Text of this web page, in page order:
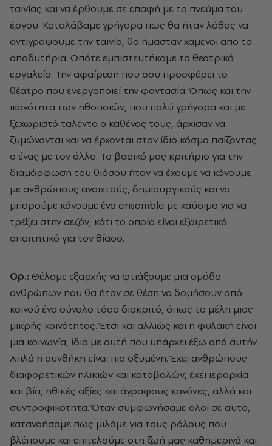
ταινίας και να έρθουμε σε επαφή με το πνεύμα του
έργου. Καταλάβαμε γρήγορα πως θα ήταν λάθος να
αντιγράψουμε την ταινία, θα ήμασταν χαμένοι από τα
αποδυτήρια. Οπότε εμπιστευτήκαμε τα θεατρικά
εργαλεία. Την αφαίρεση που σου προσφέρει το
θέατρο που ενεργοποιεί την φαντασία. Όπως και την
ικανότητα των ηθοποιών, που πολύ γρήγορα και με
ξεχωριστό ταλέντο ο καθένας τους, άρχισαν να
ζυμώνονται και να έρχονται στον ίδιο κόσμο παίζοντας
ο ένας με τον άλλο. Το βασικό μας κριτήριο για την
διαμόρφωση του θιάσου ήταν να έχουμε να κάνουμε
με ανθρώπους ανοιχτούς, δημιουργικούς και να
μπορούμε κάνουμε ένα ensemble με καύσιμο για να
τρέξει στην σεζόν, κάτι το οποίο είναι εξαιρετικά
απαιτητικό για τον θίασο.
Ορ.: Θέλαμε εξαρχής να φτιάξουμε μια ομάδα
ανθρώπων που θα ήταν σε θέση να δομήσουν από
κοινού ένα σύνολο τόσο διακριτό, όπως τα μέλη μιας
μικρής κοινότητας. Έτσι και αλλιώς και η φυλακή είναι
μια κοινωνία, ίδια με αυτή που υπάρχει έξω από αυτήν.
Απλά η συνθήκη είναι πιο οξυμένη. Έχει ανθρώπους
διαφορετικών ηλικιών και καταβολών, έχει ιεραρχία
και βία, ηθικές αξίες και άγραφους κανόνες, αλλά και
συντροφικότητα. Όταν συμφωνήσαμε όλοι σε αυτό,
κατανοήσαμε πως μιλάμε για τους ρόλους που
βλέπουμε και επιτελούμε στη ζωή μας καθημερινά και